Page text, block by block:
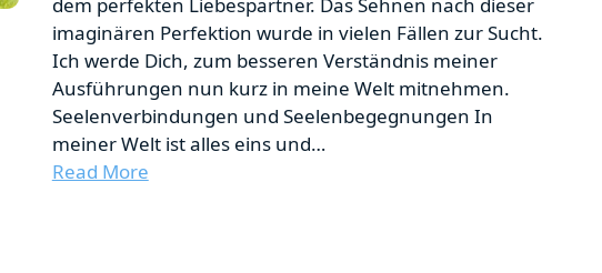
dem perfekten Liebespartner. Das Sehnen nach dieser
imaginären Perfektion wurde in vielen Fällen zur Sucht.
Ich werde Dich, zum besseren Verständnis meiner
Ausführungen nun kurz in meine Welt mitnehmen.
Seelenverbindungen und Seelenbegegnungen In
meiner Welt ist alles eins und…
Read More